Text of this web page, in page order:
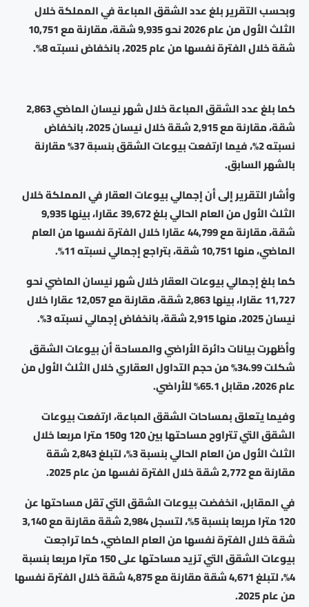
وبحسب التقرير بلغ عدد الشقق المباعة في المملكة خلال
الثلث الأول من عام 2026 نحو 9,935 شقة، مقارنة مع 10,751
شقة خلال الفترة نفسها من عام 2025، بانخفاض نسبته 8%.
كما بلغ عدد الشقق المباعة خلال شهر نيسان الماضي 2,863
شقة، مقارنة مع 2,915 شقة خلال نيسان 2025، بانخفاض
نسبته 2%، فيما ارتفعت بيوعات الشقق بنسبة 37% مقارنة
بالشهر السابق.
وأشار التقرير إلى أن إجمالي بيوعات العقار في المملكة خلال
الثلث الأول من العام الحالي بلغ 39,672 عقارا، بينها 9,935
شقة، مقارنة مع 44,799 عقارا خلال الفترة نفسها من العام
الماضي، منها 10,751 شقة، بتراجع إجمالي نسبته 11%.
كما بلغ إجمالي بيوعات العقار خلال شهر نيسان الماضي نحو
11,727 عقارا، بينها 2,863 شقة، مقارنة مع 12,057 عقارا خلال
نيسان 2025، منها 2,915 شقة، بانخفاض إجمالي نسبته 3%.
وأظهرت بيانات دائرة الأراضي والمساحة أن بيوعات الشقق
شكلت 34.99% من حجم التداول العقاري خلال الثلث الأول من
عام 2026، مقابل 65.1% للأراضي.
وفيما يتعلق بمساحات الشقق المباعة، ارتفعت بيوعات
الشقق التي تتراوح مساحتها بين 120 و150 مترا مربعا خلال
الثلث الأول من العام الحالي بنسبة 3%، لتبلغ 2,843 شقة
مقارنة مع 2,772 شقة خلال الفترة نفسها من عام 2025.
في المقابل، انخفضت بيوعات الشقق التي تقل مساحتها عن
120 مترا مربعا بنسبة 5%، لتسجل 2,984 شقة مقارنة مع 3,140
شقة خلال الفترة نفسها من العام الماضي، كما تراجعت
بيوعات الشقق التي تزيد مساحتها على 150 مترا مربعا بنسبة
4%، لتبلغ 4,671 شقة مقارنة مع 4,875 شقة خلال الفترة نفسها
من عام 2025.